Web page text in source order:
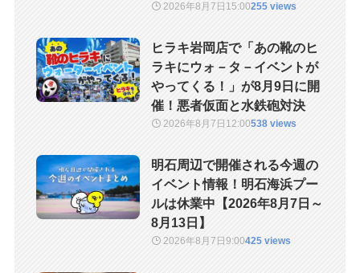
2026年8月7日 15:00255 views
ヒラキ岩岡店で「あの靴のヒ
ラキにウォ－タ－イベントが
やってくる！」が8月9日に開
催！悪者仮面と水鉄砲対決
2026年8月7日 12:00538 views
明石周辺で開催される今週の
イベント情報！明石海浜プー
ルは休業中【2026年8月7日～
8月13日】
2026年8月7日9:00425 views